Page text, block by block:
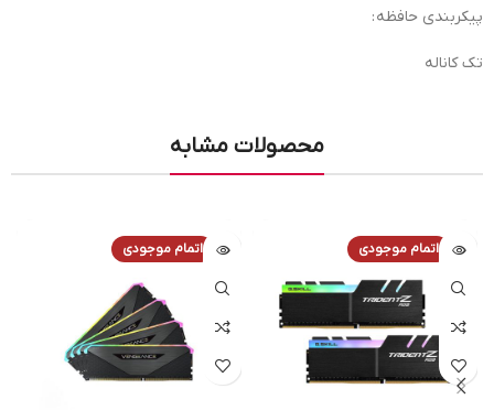
پیکربندی حافظه :
تک کاناله
محصولات مشابه
اتمام موجودی اتمام موجودی